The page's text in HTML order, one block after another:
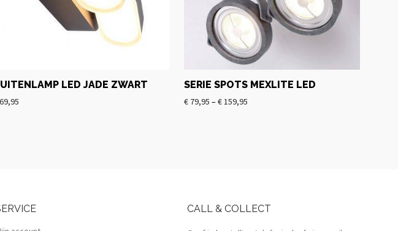
LED JADE ZWART
69,95
SERIE SPOTS MEXLITE LED
€ 79,95 –€159,95
CALL & COLLECT